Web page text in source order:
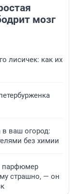
мозг
лисичек: как их
в ваш огород:
без химии
парфюмер
страшно, — он